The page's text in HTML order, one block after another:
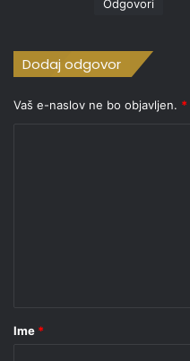
Odgovori
Dodaj odgovor
Vaš e-naslov ne bo objavljen. *
rIme *